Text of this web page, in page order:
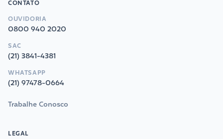
CONTATO
OUVIDORIA
0800 940 2020
SAC
(21) 3841-4381
WHATSAPP
(21) 97478-0664
Trabalhe Conosco
LEGAL